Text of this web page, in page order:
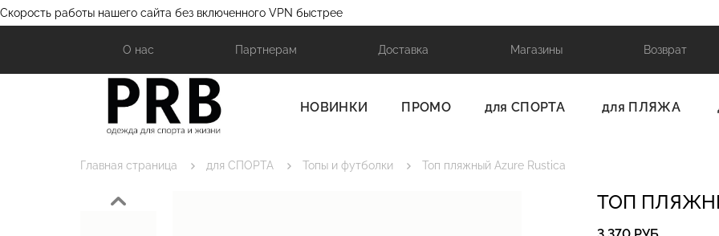
Скорость работы нашего сайта без включенного VPN быстрее
О нас Партнерам Доставка Магазины Возврат
НОВИНКИ ПРОМО для СПОРТА для ПЛЯЖА
Главная страница для СПОРТА Топы и футболки Топ пляжный Azure Rustica
ТОП